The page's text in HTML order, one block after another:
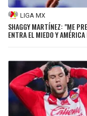
LIGA MX
SHAGGY MARTÍNEZ: "ME
ENTRA EL MIEDO Y